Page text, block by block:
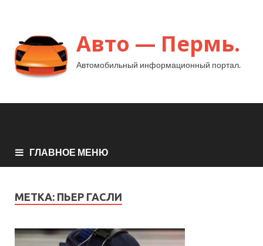
Авто — Пермь.
Автомобильный информационный портал.
ГЛАВНОЕ МЕНЮ
МЕТКА: ПЬЕР ГАСЛИ